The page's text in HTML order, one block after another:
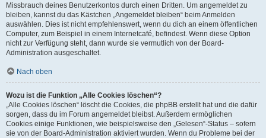
Missbrauch deines Benutzerkontos durch einen Dritten. Um angemeldet zu
bleiben, kannst du das Kästchen „Angemeldet bleiben“ beim Anmelden
auswählen. Dies ist nicht empfehlenswert, wenn du dich an einem öffentlichen
Computer, zum Beispiel in einem Internetcafé, befindest. Wenn diese Option
nicht zur Verfügung steht, dann wurde sie vermutlich von der Board-
Administration ausgeschaltet.
Nach oben
Wozu ist die Funktion „Alle Cookies löschen“?
„Alle Cookies löschen“ löscht die Cookies, die phpBB erstellt hat und die dafür
sorgen, dass du im Forum angemeldet bleibst. Außerdem ermöglichen
Cookies einige Funktionen, wie beispielsweise den „Gelesen“-Status – sofern
sie von der Board-Administration aktiviert wurden. Wenn du Probleme bei der